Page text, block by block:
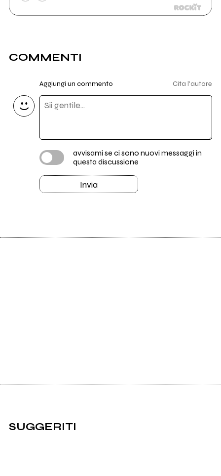
COMMENTI
Aggiungi un commento Cita l'autore
avvisami se ci sono nuovi messaggi in
questa discussione
Invia
SUGGERITI